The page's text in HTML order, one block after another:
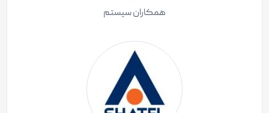
همکاران سیستم